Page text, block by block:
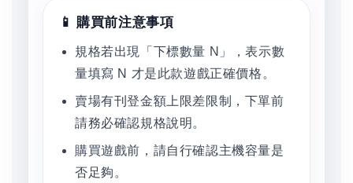
📱 購買前注意事項
規格若出現「下標數量 N」，表示數
量填寫 N 才是此款遊戲正確價格。
賣場有刊登金額上限差限制，下單前
請務必確認規格說明。
購買遊戲前，請自行確認主機容量是
否足夠。